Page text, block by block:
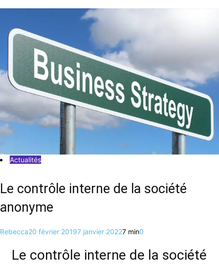
Actualités
Le contrôle interne de la société
anonyme
Rebecca20 février 20197 janvier 20227 min0
Le contrôle interne de la société